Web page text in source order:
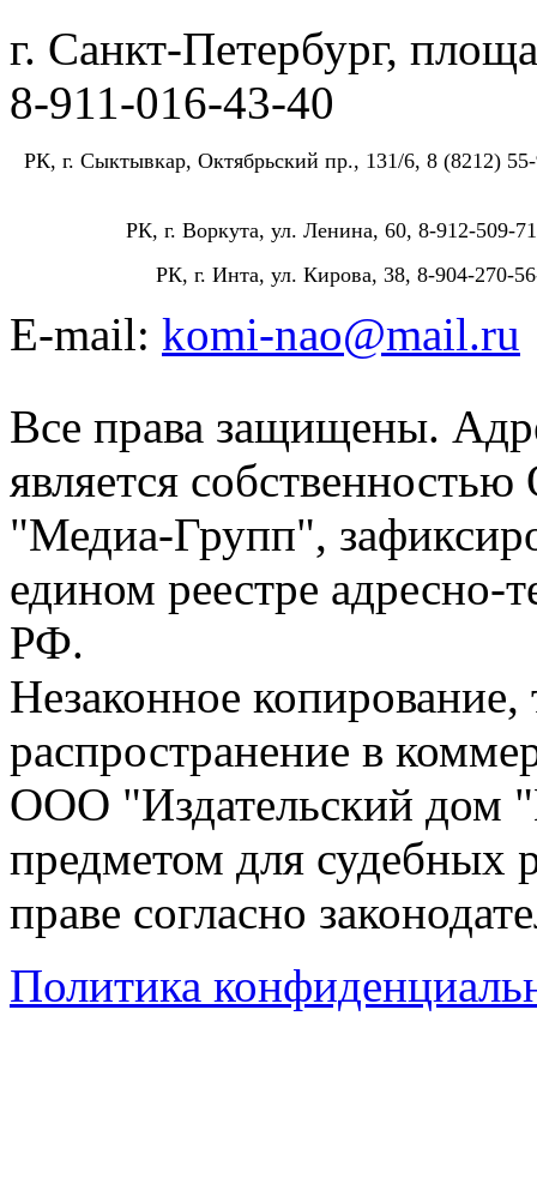
г. Санкт-Петербург,
8-911-016-43-40
РК, г. Сыктывкар, Октябрьский пр., 131/6, 8 (8212)
РК, г. Воркута, ул. Ленина, 60, 8-912-509-
РК, г. Инта, ул. Кирова, 38, 8-904-270-
E-mail: komi-nao@mail.ru
Все права защищены.
является
"Медиа-Групп",
едином реестре адресно-
РФ.
Незаконное
распространение в
ООО "Издательский дом
предметом для судебных
праве согласно
Политика